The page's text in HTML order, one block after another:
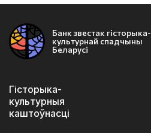
Банк звестак гісторыка-
культурнай спадчыны
Беларусі
Гісторыка-
культурныя
каштоўнасці